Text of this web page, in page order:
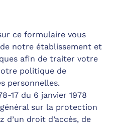
ce formulaire vous
notre établissement et
afin de traiter votre
politique de
personnelles.
17 du 6 janvier 1978
sur la protection
d’un droit d’accès, de